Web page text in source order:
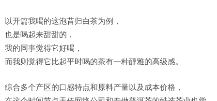
以开篇我喝的这泡昔归白茶为例，
也是喝起来甜甜的，
我的同事觉得它好喝，
而我则觉得它比起平时喝的茶有一种醇雅的高级感。
综合多个产区的口感特点和原料产量以及成本价格，